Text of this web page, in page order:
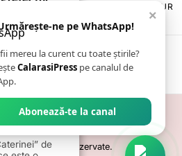
POLITICA DE ANULARE & RETUR
TIPĂRITĂ
CONTACT
CĂLĂRĂȘEAN
drepturile sunt rezervate.
×
ne pe WhatsApp!
mereu la curent cu toate știrile?
CalarasiPress pe canalul de
Abonează-te la canal
anunță
cu ADR
pentru
pregătește
harta
cu
de
de Carlo
de